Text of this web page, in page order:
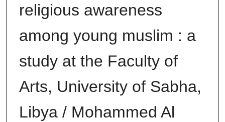
religious awareness
among young muslim : a
study at the Faculty of
Arts, University of Sabha,
Libya / Mohammed Al